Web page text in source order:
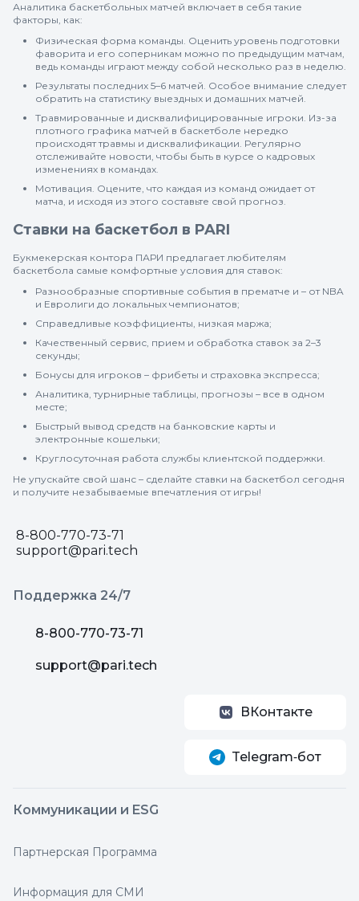
Аналитика баскетбольных матчей включает в себя такие
факторы, как:
Физическая форма команды. Оценить уровень подготовки
фаворита и его соперникам можно по предыдущим матчам,
ведь команды играют между собой несколько раз в неделю.
Результаты последних 5–6 матчей. Особое внимание следует
обратить на статистику выездных и домашних матчей.
Травмированные и дисквалифицированные игроки. Из-за
плотного графика матчей в баскетболе нередко
происходят травмы и дисквалификации. Регулярно
отслеживайте новости, чтобы быть в курсе о кадровых
изменениях в командах.
Мотивация. Оцените, что каждая из команд ожидает от
матча, и исходя из этого составьте свой прогноз.
Ставки на баскетбол в PARI
Букмекерская контора ПАРИ предлагает любителям
баскетбола самые комфортные условия для ставок:
Разнообразные спортивные события в прематче и – от NBA
и Евролиги до локальных чемпионатов;
Справедливые коэффициенты, низкая маржа;
Качественный сервис, прием и обработка ставок за 2–3
секунды;
Бонусы для игроков – фрибеты и страховка экспресса;
Аналитика, турнирные таблицы, прогнозы – все в одном
месте;
Быстрый вывод средств на банковские карты и
электронные кошельки;
Круглосуточная работа службы клиентской поддержки.
Не упускайте свой шанс – сделайте ставки на баскетбол сегодня
и получите незабываемые впечатления от игры!
8-800-770-73-71
support@pari.tech
Поддержка 24/7
8-800-770-73-71
support@pari.tech
ВКонтакте
Telegram‑бот
Коммуникации и ESG
Партнерская Программа
Информация для СМИ